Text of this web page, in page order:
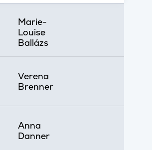
Marie-
Louise
Ballázs
Verena
Brenner
Anna
Danner